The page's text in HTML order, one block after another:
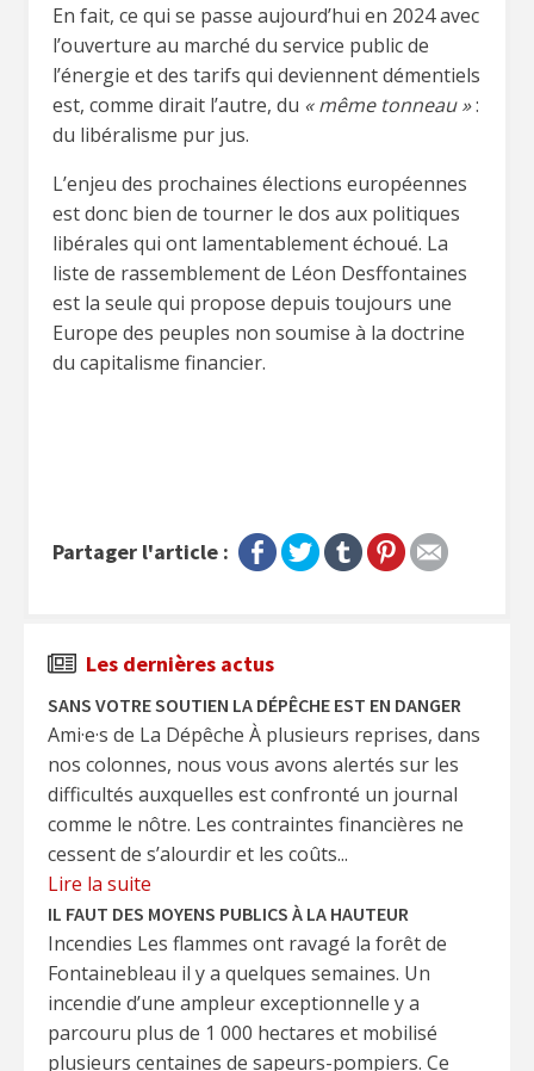
En fait, ce qui se passe aujourd’hui en 2024 avec
l’ouverture au marché du service public de
l’énergie et des tarifs qui deviennent démentiels
est, comme dirait l’autre, du « même tonneau »:
du libéralisme pur jus.
L’enjeu des prochaines élections européennes
est donc bien de tourner le dos aux politiques
libérales qui ont lamentablement échoué. La
liste de rassemblement de Léon Desffontaines
est la seule qui propose depuis toujours une
Europe des peuples non soumise à la doctrine
du capitalisme financier.
Partager l'article :
Les dernières actus
SANS VOTRE SOUTIEN LA DÉPÊCHE EST EN DANGER
Ami·e·s de La Dépêche À plusieurs reprises, dans
nos colonnes, nous vous avons alertés sur les
difficultés auxquelles est confronté un journal
comme le nôtre. Les contraintes financières ne
cessent de s’alourdir et les coûts...
Lire la suite
IL FAUT DES MOYENS PUBLICS À LA HAUTEUR
Incendies Les flammes ont ravagé la forêt de
Fontainebleau il y a quelques semaines. Un
incendie d’une ampleur exceptionnelle y a
parcouru plus de 1 000 hectares et mobilisé
plusieurs centaines de sapeurs-pompiers. Ce